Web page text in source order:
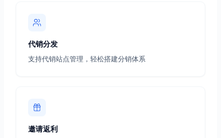
代销分发
支持代销站点管理，轻松搭建分销体系
邀请返利